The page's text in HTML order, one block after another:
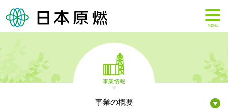
MENU
事業情報
事業の概要